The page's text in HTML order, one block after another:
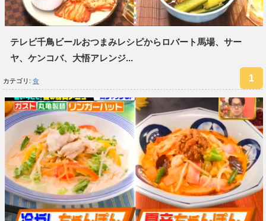
テレビ千鳥ビールおつまみレシピからロバート馬場、サー
ヤ、ケンコバ、大悟アレンジ...
カテゴリ: 食